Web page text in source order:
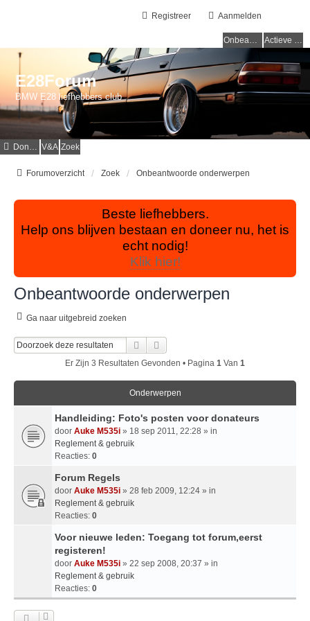
Aanmelden
Registreer
Onbeantwoorde onderwerpen Actieve onderwerpen
E28Forum
BMW E28 liefhebbers club
Donaties V&A Zoek
Forumoverzicht Zoek Onbeantwoorde onderwerpen
Beste liefhebbers.
Help ons blijven bestaan en doneer nu, het is
echt nodig!
Klik hier!
Onbeantwoorde onderwerpen
Ga naar uitgebreid zoeken
Zoek
Er Zijn 3 Resultaten Gevonden • Pagina 1 Van 1
Onderwerpen
Handleiding: Foto's posten voor donateurs
door Auke M535i » 18 sep 2011, 22:28 » in
Reglement & gebruik
Reacties: 0
Forum Regels
door Auke M535i » 28 feb 2009, 12:24 » in
Reglement & gebruik
Reacties: 0
Voor nieuwe leden: Toegang tot forum,eerst
registeren!
door Auke M535i » 22 sep 2008, 20:37 » in
Reglement & gebruik
Reacties: 0